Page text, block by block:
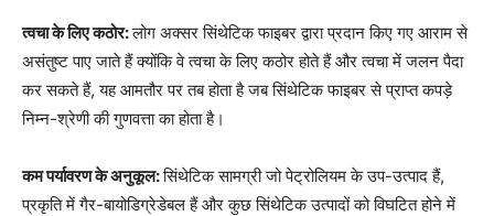
त्वचा के लिए कठोर:लोग अक्सर सिंथेटिक फाइबर द्वारा प्रदान किए गए आराम से
असंतुष्ट पाए जाते हैं क्योंकि वे त्वचा के लिए कठोर होते हैं और त्वचा में जलन पैदा
कर सकते हैं, यह आमतौर पर तब होता है जब सिंथेटिक फाइबर से प्राप्त कपड़े
निम्न-श्रेणी की गुणवत्ता का होता है।
कम पर्यावरण के अनुकूल:सिंथेटिक सामग्री जो पेट्रोलियम के उप-उत्पाद हैं,
प्रकृति में गैर-बायोडिग्रेडेबल हैं और कुछ सिंथेटिक उत्पादों को विघटित होने में